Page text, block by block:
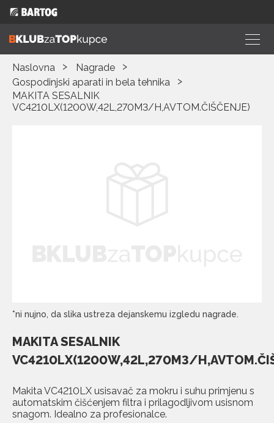
Naslovna
Nagrade
Gospodinjski aparati in bela tehnika
MAKITA SESALNIK
VC4210LX(1200W,42L,270M3/H,AVTOM.ČIŠČENJE)
*ni nujno, da slika ustreza dejanskemu izgledu nagrade.
MAKITA SESALNIK
VC4210LX(1200W,42L,270M3/
Makita VC4210LX usisavač za mokru i suhu primjenu s
automatskim čišćenjem filtra i prilagodljivom usisnom
snagom. Idealno za profesionalce.